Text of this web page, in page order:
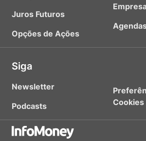
Juros Futuros
Opções de Ações
Siga
Newsletter
Podcasts
Cookies